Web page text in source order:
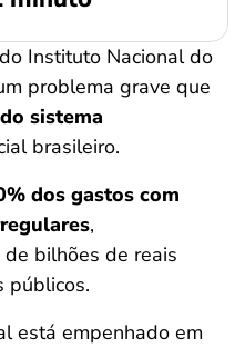
Instituto Nacional do
problema grave que
sistema
brasileiro.
dos gastos com
,
bilhões de reais
públicos.
está empenhado em